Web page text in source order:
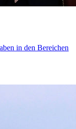
in den Bereichen